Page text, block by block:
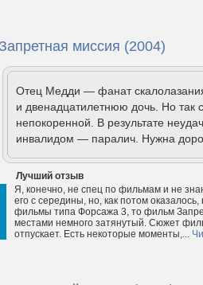
Запретная миссия (2004)
Отец Медди — фанат
и двенадцатилетнюю дочь. Но так
непокоренной. В результате
инвалидом — паралич. Нужна
Лучший отзыв
Я, конечно, не спец по фильмам и не
его с середины, но, как потом
фильмы типа Форсажа 3, то фильм
местами немного затянутый. Сюжет
отпускает. Есть некоторые моменты,...